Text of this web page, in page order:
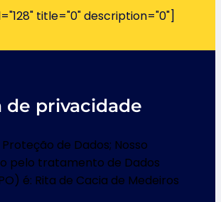
title="0" description="0"]
de privacidade
de Dados; Nosso
pelo tratamento de Dados
é: Rita de Cacia de Medeiros